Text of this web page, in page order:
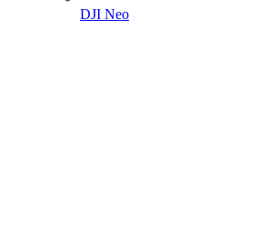
DJI Neo